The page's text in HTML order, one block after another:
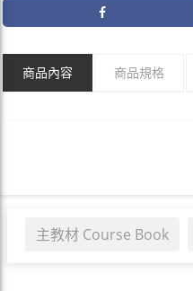
主教材 Course Book
商品內容 商品規格